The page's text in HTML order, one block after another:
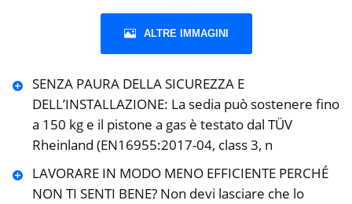
ALTRE IMMAGINI
SENZA PAURA DELLA SICUREZZA E
DELL’INSTALLAZIONE: La sedia può sostenere fino
a 150 kg e il pistone a gas è testato dal TÜV
Rheinland (EN16955:2017-04, class 3, n
LAVORARE IN MODO MENO EFFICIENTE PERCHÉ
NON TI SENTI BENE? Non devi lasciare che lo